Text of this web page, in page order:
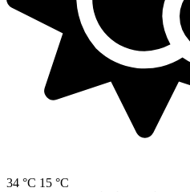
34 °C 15 °C